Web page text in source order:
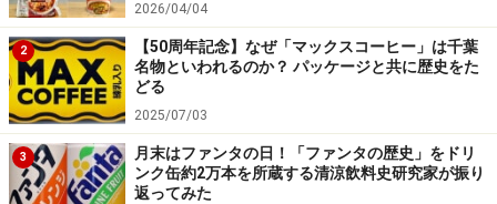
2026/04/04
2
【50周年記念】なぜ「マックスコーヒー」は千葉
名物といわれるのか？ パッケージと共に歴史をた
どる
2025/07/03
3
月末はファンタの日！「ファンタの歴史」をドリ
ンク缶約2万本を所蔵する清涼飲料史研究家が振り
返ってみた